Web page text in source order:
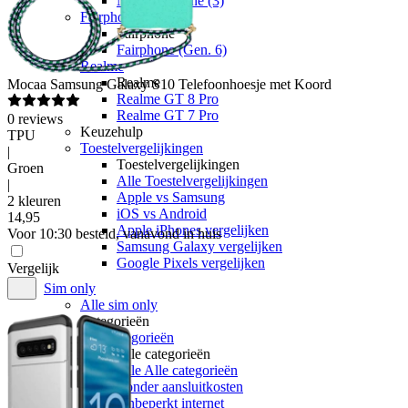
Fairphone
Fairphone
Fairphone (Gen. 6)
Realme
Realme
Realme GT 8 Pro
Realme GT 7 Pro
Keuzehulp
Toestelvergelijkingen
Toestelvergelijkingen
Alle Toestelvergelijkingen
Apple vs Samsung
iOS vs Android
Apple iPhones vergelijken
Samsung Galaxy vergelijken
Google Pixels vergelijken
Sim only
Alle sim only
Categorieën
Alle categorieën
Alle categorieën
Alle Alle categorieën
Zonder aansluitkosten
Onbeperkt internet
Mocaa Samsung Galaxy S10 Telefoonhoesje met Koord
0 reviews
TPU
|
Groen
|
2 kleuren
14,95
Voor 10:30 besteld, vanavond in huis
Vergelijk